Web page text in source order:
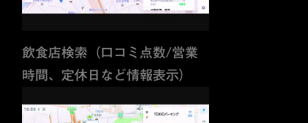
飲食店検索（口コミ点数/営業
時間、定休日など情報表示）